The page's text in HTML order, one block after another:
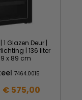
Glazen Deur |
| 136 liter
x 89 cm
7464.0015
€ 575,00